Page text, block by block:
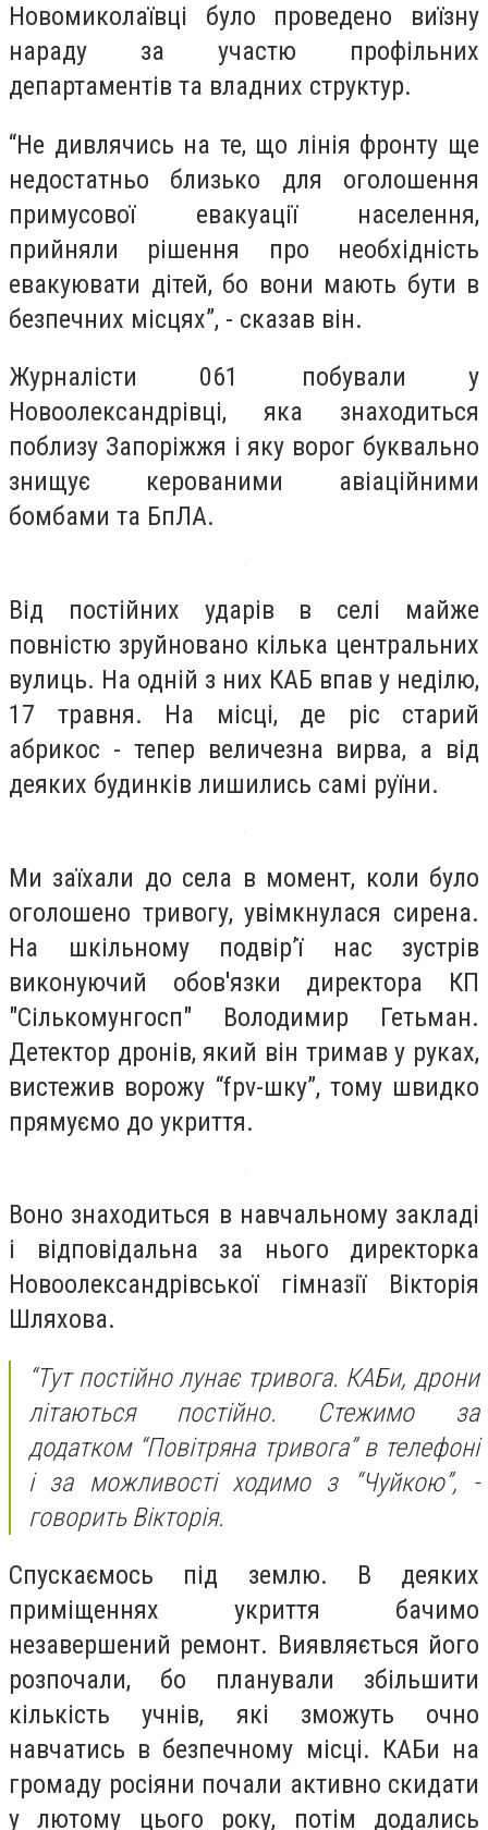
Новомиколаївці було проведено виїзну
нараду за участю профільних
департаментів та владних структур.
“Не дивлячись на те, що лінія фронту ще
недостатньо близько для оголошення
примусової евакуації населення,
прийняли рішення про необхідність
евакуювати дітей, бо вони мають бути в
безпечних місцях”, - сказав він.
Журналісти 061 побували у
Новоолександрівці, яка знаходиться
поблизу Запоріжжя і яку ворог буквально
знищує керованими авіаційними
бомбами та БпЛА.
Від постійних ударів в селі майже
повністю зруйновано кілька центральних
вулиць. На одній з них КАБ впав у неділю,
17 травня. На місці, де ріс старий
абрикос - тепер величезна вирва, а від
деяких будинків лишились самі руїни.
Ми заїхали до села в момент, коли було
оголошено тривогу, увімкнулася сирена.
На шкільному подвір’ї нас зустрів
виконуючий обов'язки директора КП
"Сількомунгосп" Володимир Гетьман.
Детектор дронів, який він тримав у руках,
вистежив ворожу “fpv-шку”, тому швидко
прямуємо до укриття.
Воно знаходиться в навчальному закладі
і відповідальна за нього директорка
Новоолександрівської гімназії Вікторія
Шляхова.
“Тут постійно лунає тривога. КАБи, дрони
літаються постійно. Стежимо за
додатком “Повітряна тривога” в телефоні
і за можливості ходимо з “Чуйкою”, -
говорить Вікторія.
Спускаємось під землю. В деяких
приміщеннях укриття бачимо
незавершений ремонт. Виявляється його
розпочали, бо планували збільшити
кількість учнів, які зможуть очно
навчатись в безпечному місці. КАБи на
громаду росіяни почали активно скидати
у лютому цього року, потім додались